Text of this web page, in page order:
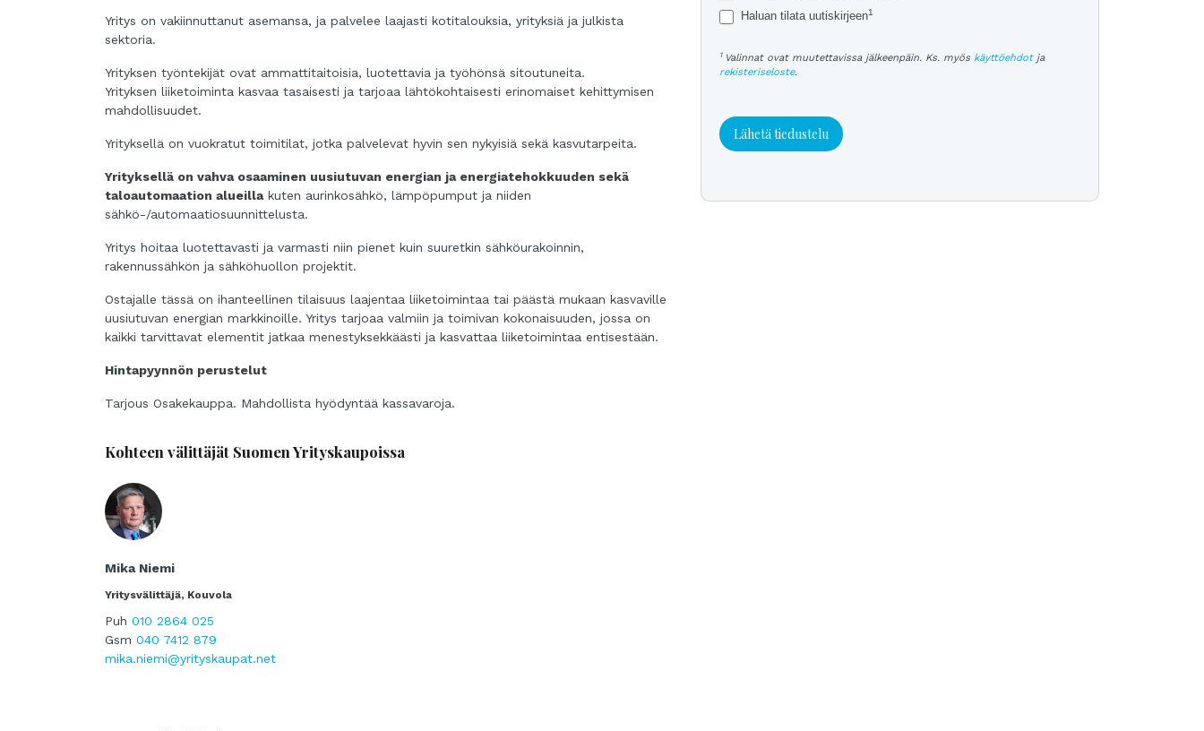
Yritys on vakiinnuttanut asemansa, ja palvelee laajasti kotitalouksia, yrityksiä ja julkista
sektoria.
Yrityksen työntekijät ovat ammattitaitoisia, luotettavia ja työhönsä sitoutuneita.
Yrityksen liiketoiminta kasvaa tasaisesti ja tarjoaa lähtökohtaisesti erinomaiset kehittymisen
mahdollisuudet.
Yrityksellä on vuokratut toimitilat, jotka palvelevat hyvin sen nykyisiä sekä kasvutarpeita.
Yrityksellä on vahva osaaminen uusiutuvan energian ja energiatehokkuuden sekä
taloautomaation alueillakuten aurinkosähkö, lämpöpumput ja niiden
sähkö-/automaatiosuunnittelusta.
Yritys hoitaa luotettavasti ja varmasti niin pienet kuin suuretkin sähköurakoinnin,
rakennussähkön ja sähköhuollon projektit.
Ostajalle tässä on ihanteellinen tilaisuus laajentaa liiketoimintaa tai päästä mukaan kasvaville
uusiutuvan energian markkinoille. Yritys tarjoaa valmiin ja toimivan kokonaisuuden, jossa on
kaikki tarvittavat elementit jatkaa menestyksekkäästi ja kasvattaa liiketoimintaa entisestään.
Hintapyynnön perustelut
Tarjous Osakekauppa. Mahdollista hyödyntää kassavaroja.
Haluan tilata uutiskirjeen1
1 Valinnat ovat muutettavissa jälkeenpäin. Ks. myös käyttöehdotja
rekisteriseloste.
Lähetä tiedustelu
Kohteen välittäjät Suomen Yrityskaupoissa
Mika Niemi
Yritysvälittäjä, Kouvola
Puh 010 2864 025
Gsm 040 7412 879
mika.niemi@yrityskaupat.net